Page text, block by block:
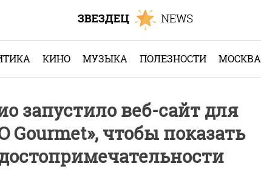
КИНО МУЗЫКА ПОЛЕЗНОСТИ МОСКВА
запустило веб-сайт для
Gourmet», чтобы показать